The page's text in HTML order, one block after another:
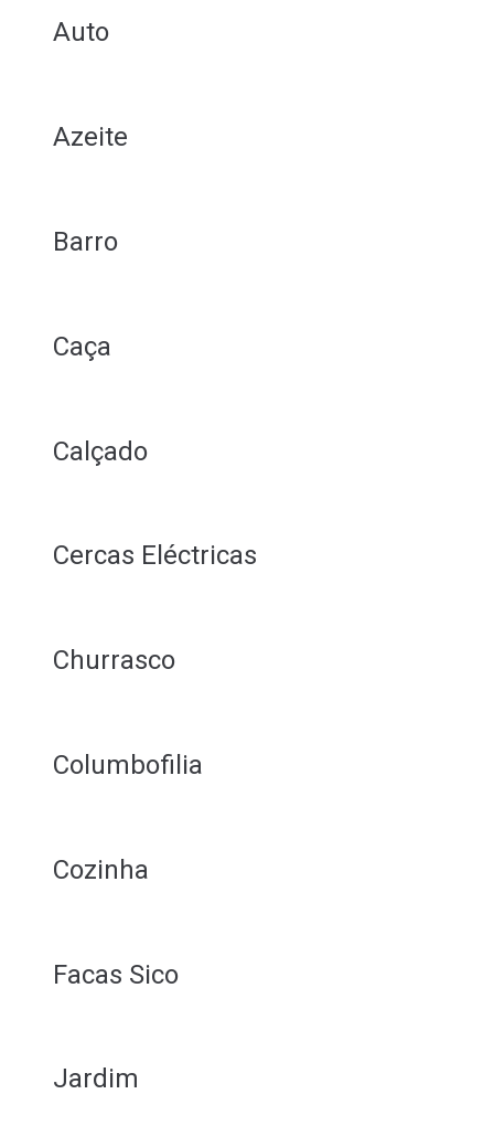
Auto
Azeite
Barro
Caça
Calçado
Cercas Eléctricas
Churrasco
Columbofilia
Cozinha
Facas Sico
Jardim